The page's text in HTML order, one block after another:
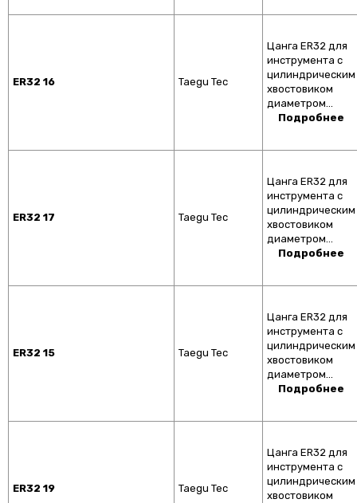
ER32 16 Taegu Tec
Цанга ER32 для
инструмента с
цилиндрическим
хвостовиком
диаметром…
Подробнее
ER32 17 Taegu Tec
Цанга ER32 для
инструмента с
цилиндрическим
хвостовиком
диаметром…
Подробнее
ER32 15 Taegu Tec
Цанга ER32 для
инструмента с
цилиндрическим
хвостовиком
диаметром…
Подробнее
ER32 19 Taegu Tec
Цанга ER32 для
инструмента с
цилиндрическим
хвостовиком